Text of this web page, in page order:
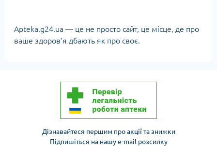
Apteka.g24.ua — це не просто сайт, це місце, де про
ваше здоров’я дбають як про своє.
Дізнавайтеся першим про акції та знижки
Підпишіться на нашу e-mail розсилку